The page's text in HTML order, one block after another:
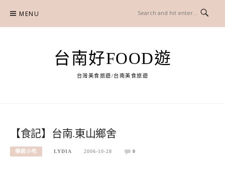
content
MENU
台南好FOOD遊
台灣美食旅遊/台南美食旅遊
【食記】台南.東山鄉舍
傳統小吃 LYDIA 2006-10-28 0